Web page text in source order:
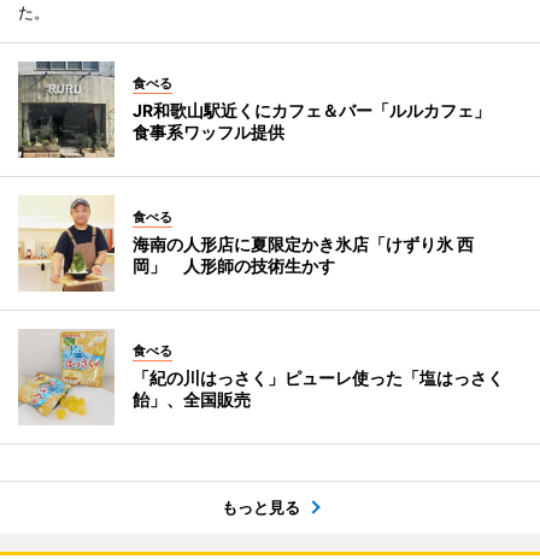
た。
食べる
JR和歌山駅近くにカフェ＆バー「ルルカフェ」
食事系ワッフル提供
食べる
海南の人形店に夏限定かき氷店「けずり氷 西
岡」 人形師の技術生かす
食べる
「紀の川はっさく」ピューレ使った「塩はっさく
飴」、全国販売
もっと見る